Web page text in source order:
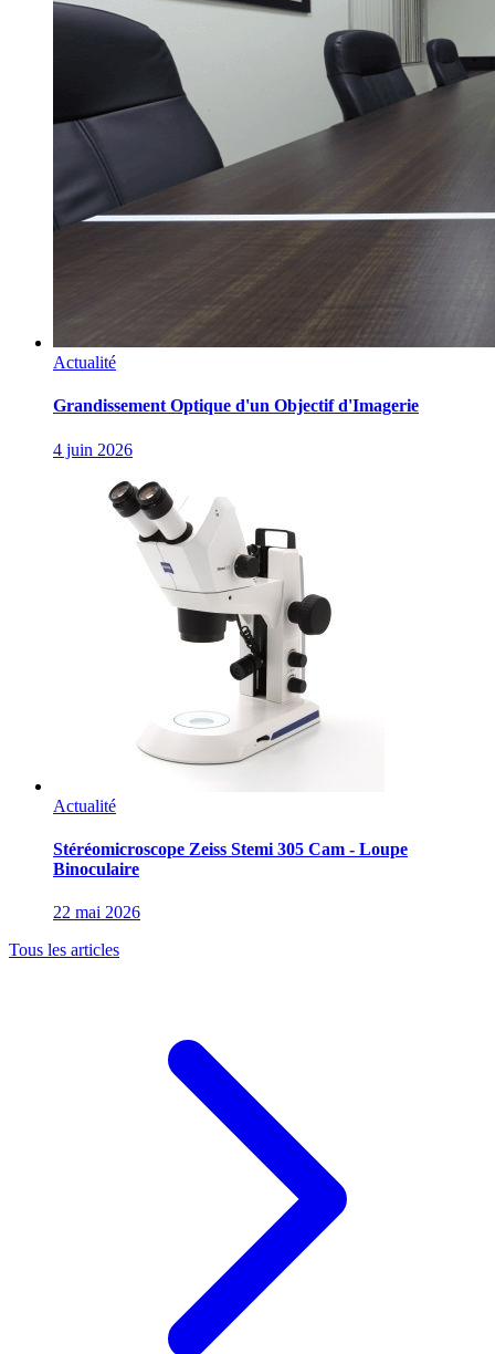
Actualité
Grandissement Optique d'un Objectif d'Imagerie
4 juin 2026
Actualité
Stéréomicroscope Zeiss Stemi 305 Cam - Loupe
Binoculaire
22 mai 2026
Tous les articles